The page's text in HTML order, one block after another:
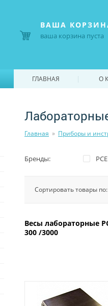
Главная » Приборы и
Бренды: РСЕ
Сортировать товары
Весы лабораторные
300 /3000
ВАША
ваша корзина пуста
ГЛАВНАЯ | О